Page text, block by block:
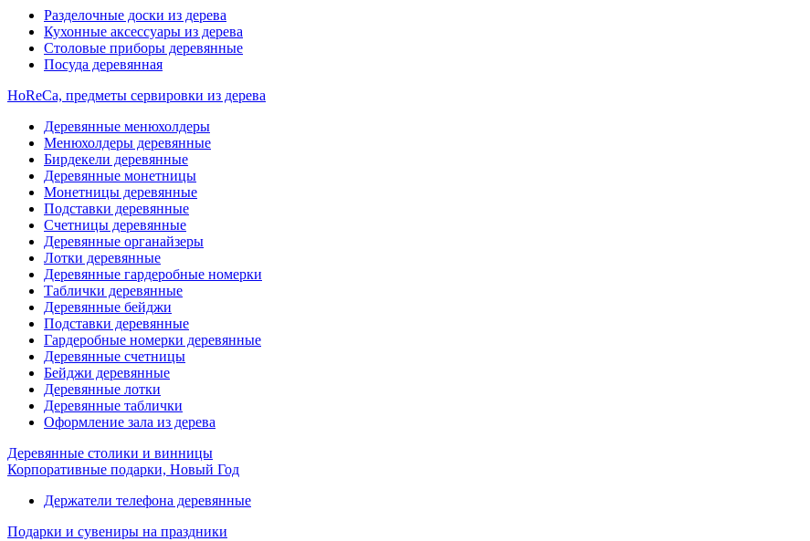
Разделочные доски из дерева
Кухонные аксессуары из дерева
Столовые приборы деревянные
Посуда деревянная
HoReCa, предметы сервировки из дерева
Деревянные менюхолдеры
Менюхолдеры деревянные
Бирдекели деревянные
Деревянные монетницы
Монетницы деревянные
Подставки деревянные
Счетницы деревянные
Деревянные органайзеры
Лотки деревянные
Деревянные гардеробные номерки
Таблички деревянные
Деревянные бейджи
Подставки деревянные
Гардеробные номерки деревянные
Деревянные счетницы
Бейджи деревянные
Деревянные лотки
Деревянные таблички
Оформление зала из дерева
Деревянные столики и винницы
Корпоративные подарки, Новый Год
Держатели телефона деревянные
Подарки и сувениры на праздники